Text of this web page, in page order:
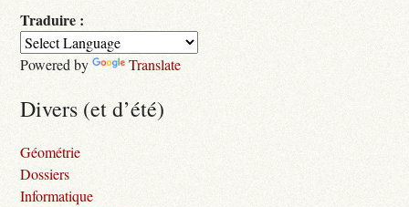
Traduire :
Powered by Translate
Divers (et d’été)
Géométrie
Dossiers
Informatique